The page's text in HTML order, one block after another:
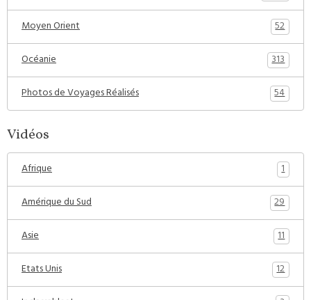
Moyen Orient
52
Océanie
313
Photos de Voyages Réalisés
54
Vidéos
Afrique
1
Amérique du Sud
29
Asie
11
Etats Unis
12